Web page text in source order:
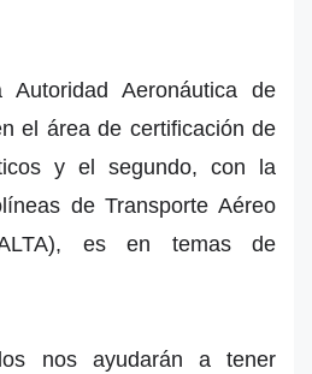
Aeronáutica de
el área de certificación de
y el segundo, con la
de Transporte Aéreo
es en temas de
nos ayudarán a tener